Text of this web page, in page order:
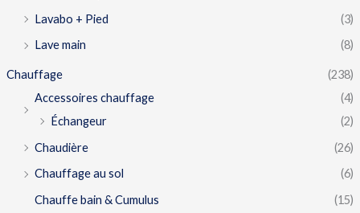
Lavabo + Pied
(3)
Lave main
(8)
Chauffage
(238)
Accessoires chauffage
(4)
Échangeur
(2)
Chaudière
(26)
Chauffage au sol
(6)
Chauffe bain & Cumulus
(15)